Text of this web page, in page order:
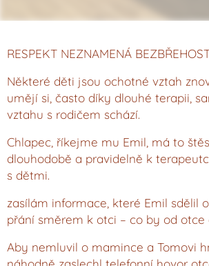
RESPEKT NEZNAMENÁ
Některé děti jsou ochotné vztah
umějí si, často díky dlouhé terapii,
vztahu s rodičem schází.
Chlapec, říkejme mu Emil, má to
dlouhodobě a pravidelně k
s dětmi.
zasílám informace, které Emil sdělil
přání směrem k otci – co by od otce
Aby nemluvil o mamince a Tomovi